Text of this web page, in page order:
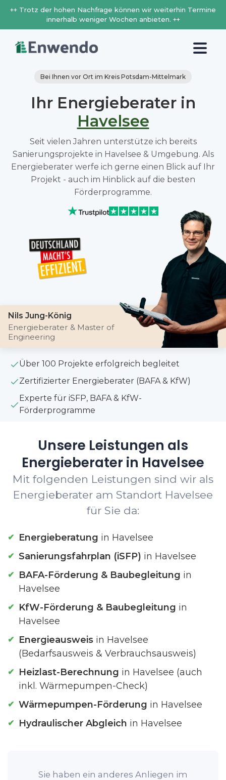
++ Trotz der hohen Nachfrage können wir weiterhin Termine
innerhalb weniger Wochen anbieten. ++
Bei Ihnen vor Ort im Kreis Potsdam-Mittelmark
Ihr Energieberater in
Havelsee
Seit vielen Jahren unterstütze ich bereits
Sanierungsprojekte in Havelsee & Umgebung. Als
Energieberater werfe ich gerne einen Blick auf Ihr
Projekt - auch im Hinblick auf die besten
Förderprogramme.
Nils Jung-König
Energieberater & Master of
Engineering
Über 100 Projekte erfolgreich begleitet
Zertifizierter Energieberater (BAFA & KfW)
Experte für iSFP, BAFA & KfW-
Förderprogramme
Unsere Leistungen als
Energieberater in Havelsee
Mit folgenden Leistungen sind wir als
Energieberater am Standort Havelsee
für Sie da:
Energieberatung in Havelsee
Sanierungsfahrplan (iSFP) in Havelsee
BAFA-Förderung & Baubegleitung in
Havelsee
KfW-Förderung & Baubegleitung in
Havelsee
Energieausweis in Havelsee
(Bedarfsausweis & Verbrauchsausweis)
Heizlast-Berechnung in Havelsee (auch
inkl. Wärmepumpen-Check)
Wärmepumpen-Förderung in Havelsee
Hydraulischer Abgleich in Havelsee
Sie haben ein anderes Anliegen im